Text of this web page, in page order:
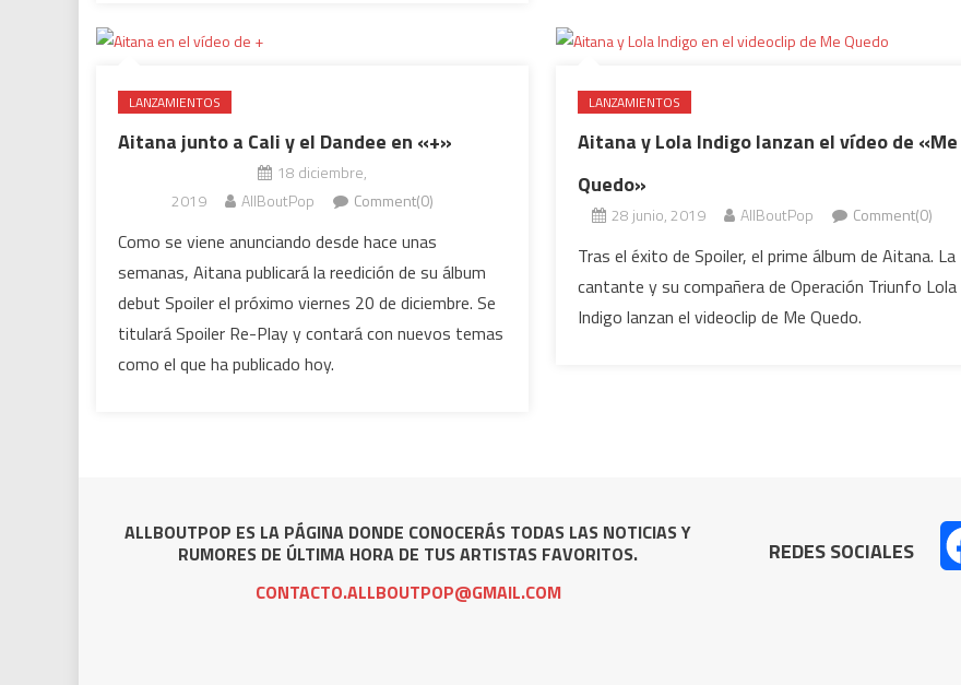
LANZAMIENTOS
Aitana junto a Cali y el Dandee en «+»
18 diciembre,
2019
AllBoutPop Comment(0)
Como se viene anunciando desde hace unas
semanas, Aitana publicará la reedición de su álbum
debut Spoiler el próximo viernes 20 de diciembre. Se
titulará Spoiler Re-Play y contará con nuevos temas
como el que ha publicado hoy.
LANZAMIENTOS
Aitana y Lola Indigo lanzan el vídeo de «Me
Quedo»
28 junio, 2019 AllBoutPop Comment(0)
Tras el éxito de Spoiler, el prime álbum de Aitana. La
cantante y su compañera de Operación Triunfo Lola
Indigo lanzan el videoclip de Me Quedo.
ALLBOUTPOP ES LA PÁGINA DONDE CONOCERÁS TODAS LAS NOTICIAS Y
RUMORES DE ÚLTIMA HORA DE TUS ARTISTAS FAVORITOS.
CONTACTO.ALLBOUTPOP@GMAIL.COM
REDES SOCIALES